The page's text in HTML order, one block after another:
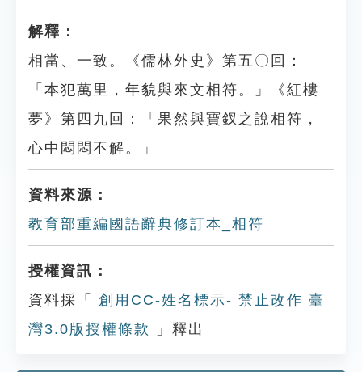
解釋：
相當、一致。《儒林外史》第五〇回：
「本犯萬里，年貌與來文相符。」《紅樓
夢》第四九回：「果然與寶釵之說相符，
心中悶悶不解。」
資料來源：
教育部重編國語辭典修訂本_相符
授權資訊：
資料採「
創用CC-姓名標示- 禁止改作 臺
灣3.0版授權條款
」釋出